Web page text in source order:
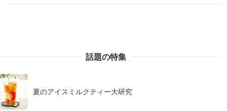
話題の特集
夏のアイスミルクティー大研究